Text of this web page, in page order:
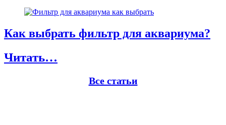
Как выбрать фильтр для аквариума?
Читать…
Все статьи